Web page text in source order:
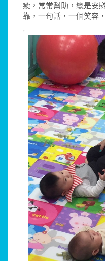
癒，常常幫助，總是安
靠，一句話，一個笑容